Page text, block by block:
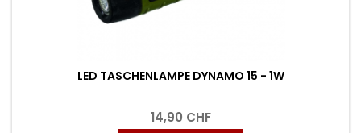
LED TASCHENLAMPE DYNAMO 15 - 1W
14,90 CHF